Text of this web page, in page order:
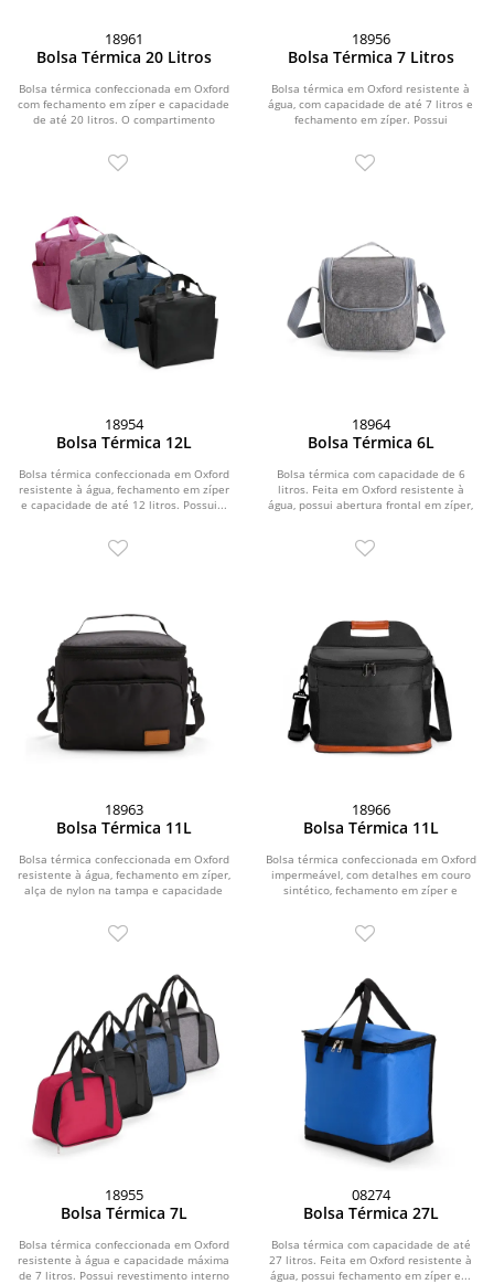
18961
Bolsa Térmica 20 Litros
Bolsa térmica confeccionada em Oxford
com fechamento em zíper e capacidade
de até 20 litros. O compartimento
18956
Bolsa Térmica 7 Litros
Bolsa térmica em Oxford resistente à
água, com capacidade de até 7 litros e
fechamento em zíper. Possui
18954
Bolsa Térmica 12L
Bolsa térmica confeccionada em Oxford
resistente à água, fechamento em zíper
e capacidade de até 12 litros. Possui...
18964
Bolsa Térmica 6L
Bolsa térmica com capacidade de 6
litros. Feita em Oxford resistente à
água, possui abertura frontal em zíper,
18963
Bolsa Térmica 11L
Bolsa térmica confeccionada em Oxford
resistente à água, fechamento em zíper,
alça de nylon na tampa e capacidade
18966
Bolsa Térmica 11L
Bolsa térmica confeccionada em Oxford
impermeável, com detalhes em couro
sintético, fechamento em zíper e
18955
Bolsa Térmica 7L
Bolsa térmica confeccionada em Oxford
resistente à água e capacidade máxima
de 7 litros. Possui revestimento interno
08274
Bolsa Térmica 27L
Bolsa térmica com capacidade de até
27 litros. Feita em Oxford resistente à
água, possui fechamento em zíper e...